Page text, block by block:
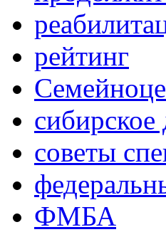
рейтинг
сибирское
советы
ФМБА